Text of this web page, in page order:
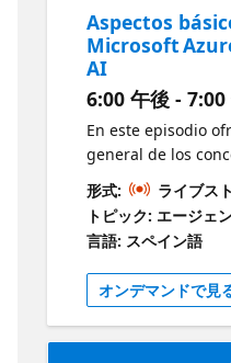
guides/ai-900/
Aspectos
Microsoft
AI
6:00 午後 - 7:00
En este episodio
general de los
la IA. Explora los
sus aplicaciones
cómo se pueden
para mejorar
reales. Objetivos:
Aspectos básicos
Aspectos básicos
Guía de estudio
形式:
ライブス
トピック: エージェ
言語: スペイン語
オンデマンドで見